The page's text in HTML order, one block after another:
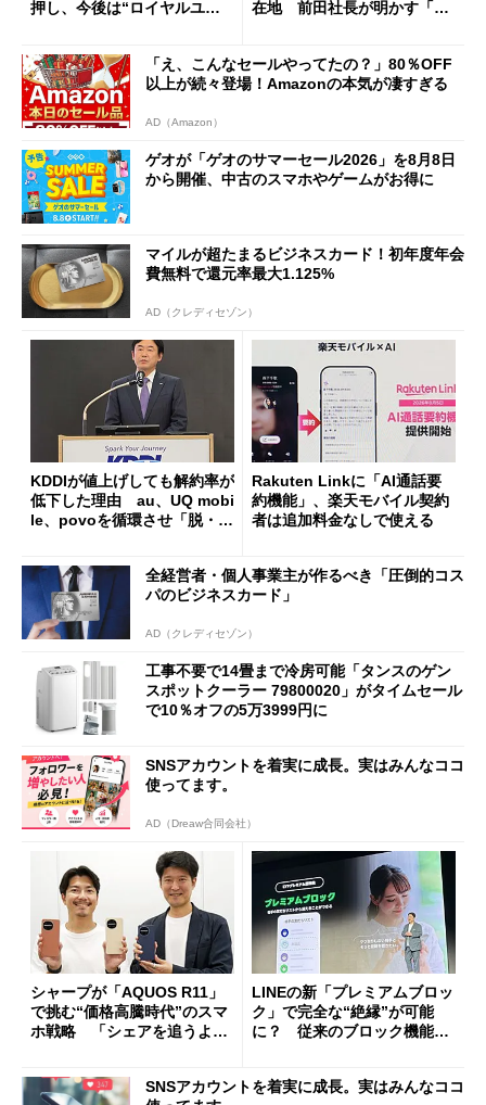
押し、今後は“ロイヤルユー
在地 前田社長が明かす「道
「え、こんなセールやってたの？」80％OFF
以上が続々登場！Amazonの本気が凄すぎる
AD（Amazon）
ゲオが「ゲオのサマーセール2026」を8月8日
から開催、中古のスマホやゲームがお得に
マイルが超たまるビジネスカード！初年度年会
費無料で還元率最大1.125%
AD（クレディセゾン）
KDDIが値上げしても解約率が
低下した理由 au、UQ mobi
le、povoを循環させ「脱・販
Rakuten Linkに「AI通話要
約機能」、楽天モバイル契約
者は追加料金なしで使える
全経営者・個人事業主が作るべき「圧倒的コス
パのビジネスカード」
AD（クレディセゾン）
工事不要で14畳まで冷房可能「タンスのゲン
スポットクーラー 79800020」がタイムセール
で10％オフの5万3999円に
SNSアカウントを着実に成長。実はみんなココ
使ってます。
AD（Dreaw合同会社）
シャープが「AQUOS R11」
で挑む“価格高騰時代”のスマ
ホ戦略 「シェアを追うより
LINEの新「プレミアムブロッ
ク」で完全な“絶縁”が可能
に？ 従来のブロック機能と
SNSアカウントを着実に成長。実はみんなココ